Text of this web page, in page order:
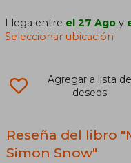
Llega entre el 27 Ago y
Seleccionar ubicación
Agregar a lista de
deseos
Reseña del libro
Simon Snow"